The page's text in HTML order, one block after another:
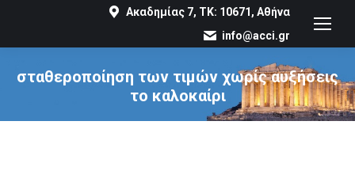
Ακαδημίας 7, ΤΚ: 10671, Αθήνα
info@acci.gr
σταθεροποίηση των τιμών χωρίς αυξήσεις
το καλοκαίρι
You are here: